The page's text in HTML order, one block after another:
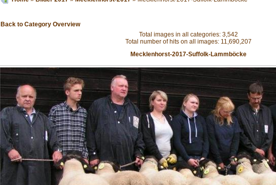
Back to Category Overview
Total images in all categories: 3,542
Total number of hits on all images: 11,690,207
Mecklenhorst-2017-Suffolk-Lammböcke